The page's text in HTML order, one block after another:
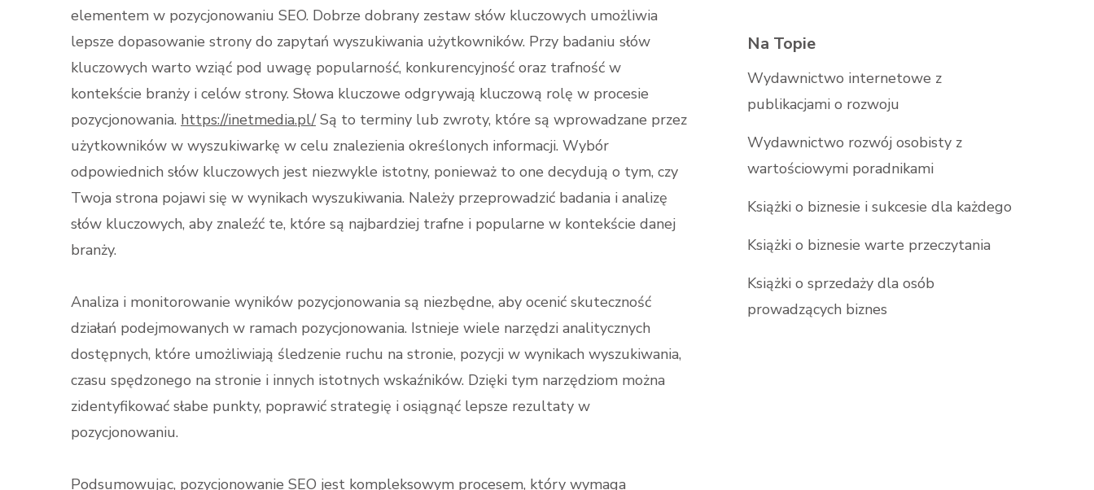
elementem w pozycjonowaniu SEO. Dobrze dobrany zestaw słów kluczowych umożliwia
lepsze dopasowanie strony do zapytań wyszukiwania użytkowników. Przy badaniu słów
kluczowych warto wziąć pod uwagę popularność, konkurencyjność oraz trafność w
kontekście branży i celów strony. Słowa kluczowe odgrywają kluczową rolę w procesie
pozycjonowania. https://inetmedia.pl/Są to terminy lub zwroty, które są wprowadzane przez
użytkowników w wyszukiwarkę w celu znalezienia określonych informacji. Wybór
odpowiednich słów kluczowych jest niezwykle istotny, ponieważ to one decydują o tym, czy
Twoja strona pojawi się w wynikach wyszukiwania. Należy przeprowadzić badania i analizę
słów kluczowych, aby znaleźć te, które są najbardziej trafne i popularne w kontekście danej
branży.
Analiza i monitorowanie wyników pozycjonowania są niezbędne, aby ocenić skuteczność
działań podejmowanych w ramach pozycjonowania. Istnieje wiele narzędzi analitycznych
dostępnych, które umożliwiają śledzenie ruchu na stronie, pozycji w wynikach wyszukiwania,
czasu spędzonego na stronie i innych istotnych wskaźników. Dzięki tym narzędziom można
zidentyfikować słabe punkty, poprawić strategię i osiągnąć lepsze rezultaty w
pozycjonowaniu.
Podsumowując, pozycjonowanie SEO jest kompleksowym procesem, który wymaga
Na Topie
Wydawnictwo internetowe z
publikacjami o rozwoju
Wydawnictwo rozwój osobisty z
wartościowymi poradnikami
Książki o biznesie i sukcesie dla każdego
Książki o biznesie warte przeczytania
Książki o sprzedaży dla osób
prowadzących biznes